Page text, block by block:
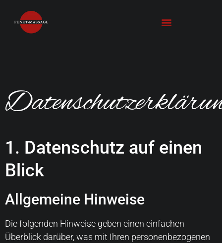
1. Datenschutz auf einen
Blick
Allgemeine Hinweise
Die folgenden Hinweise geben einen einfachen
Überblick darüber, was mit Ihren personenbezogenen